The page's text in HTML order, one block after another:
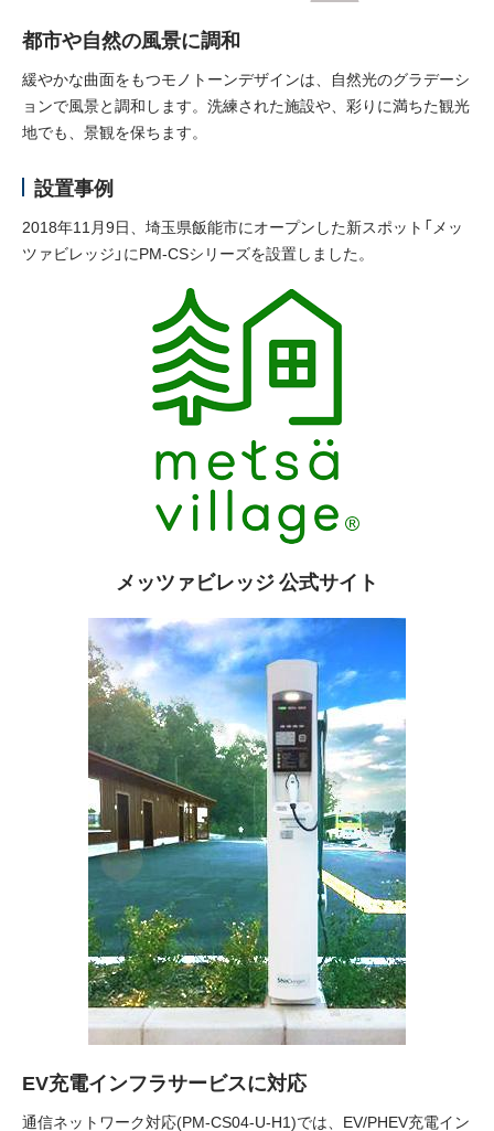
都市や自然の風景に調和
緩やかな曲面をもつモノトーンデザインは、自然光のグラデーシ
ョンで風景と調和します。洗練された施設や、彩りに満ちた観光
地でも、景観を保ちます。
設置事例
2018年11月9日、埼玉県飯能市にオープンした新スポット「メッ
ツァビレッジ」にPM-CSシリーズを設置しました。
メッツァビレッジ 公式サイト
EV充電インフラサービスに対応
通信ネットワーク対応(PM-CS04-U-H1)では、EV/PHEV充電イン